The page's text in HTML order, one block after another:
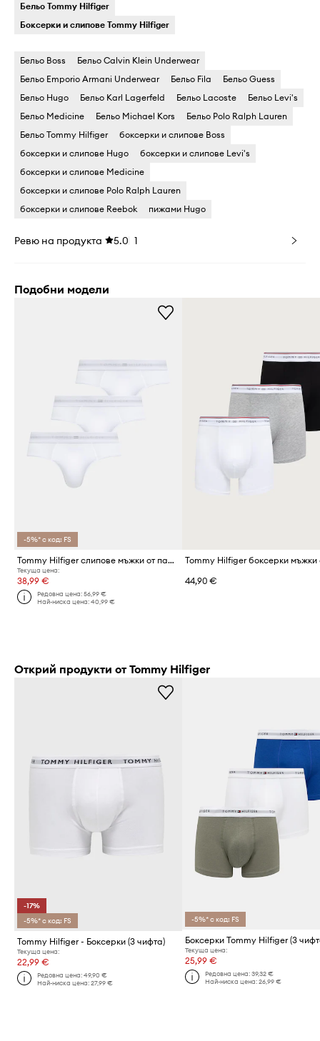
Бельо Tommy Hilfiger
Боксерки и слипове Tommy Hilfiger
Бельо Boss
Бельо Calvin Klein Underwear
Бельо Emporio Armani Underwear
Бельо Fila
Бельо Guess
Бельо Hugo
Бельо Karl Lagerfeld Бельо Lacoste
Бельо Levi's
Бельо Medicine
Бельо Michael Kors
Бельо Polo Ralph Lauren
Бельо Tommy Hilfiger
боксерки и слипове Boss
боксерки и слипове Hugo
боксерки и слипове Levi's
боксерки и слипове Medicine
боксерки и слипове Polo Ralph Lauren
боксерки и слипове Reebok
пижами Hugo
Ревю на продукта 5.0 1
Подобни модели
-5%* с код: FS
Tommy Hilfiger слипове мъжки от памук с еластан 3 броя
Текуща цена:
38,99 €
Редовна цена:56,99 €
Най-ниска цена:40,99 €
44,90 €
Открий продукти от Tommy Hilfiger
-17%
-5%* с код: FS
Tommy Hilfiger - Боксерки (3 чифта)
Текуща цена:
22,99 €
Редовна цена:49,90 €
Най-ниска цена:27,99 €
-5%* с код: FS
Боксерки Tommy Hilfiger (3
Текуща цена:
25,99 €
Редовна цена: 39,32 €
Най-ниска цена: 26,99 €